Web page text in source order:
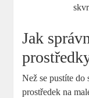
Jak
Než se pustíte do
prostředek na